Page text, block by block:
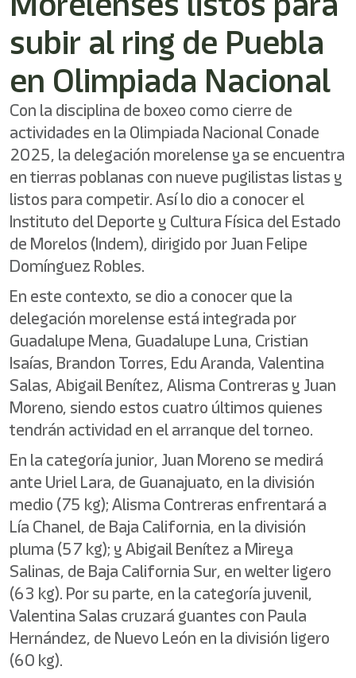
Este
directo
lector
de
pantalla
ayudarle
navegar
interactuar
con
contenido.
subir al ring de Puebla
en Olimpiada Nacional
Con la disciplina de boxeo como cierre de
actividades en la Olimpiada Nacional Conade
2025, la delegación morelense ya se encuentra
en tierras poblanas con nueve pugilistas listas y
listos para competir. Así lo dio a conocer el
Instituto del Deporte y Cultura Física del Estado
de Morelos (Indem), dirigido por Juan Felipe
Domínguez Robles.
En este contexto, se dio a conocer que la
delegación morelense está integrada por
Guadalupe Mena, Guadalupe Luna, Cristian
Isaías, Brandon Torres, Edu Aranda, Valentina
Salas, Abigail Benítez, Alisma Contreras y Juan
Moreno, siendo estos cuatro últimos quienes
tendrán actividad en el arranque del torneo.
En la categoría junior, Juan Moreno se medirá
ante Uriel Lara, de Guanajuato, en la división
medio (75 kg); Alisma Contreras enfrentará a
Lía Chanel, de Baja California, en la división
pluma (57 kg); y Abigail Benítez a Mireya
Salinas, de Baja California Sur, en welter ligero
(63 kg). Por su parte, en la categoría juvenil,
Valentina Salas cruzará guantes con Paula
Hernández, de Nuevo León en la división ligero
(60 kg).